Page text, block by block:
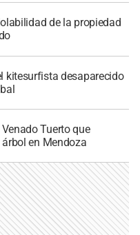
de la propiedad
kitesurfista desaparecido
Tuerto que
en Mendoza